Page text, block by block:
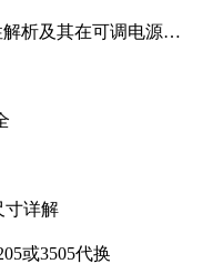
析及其在可调电源设
寸详解
或3505代换